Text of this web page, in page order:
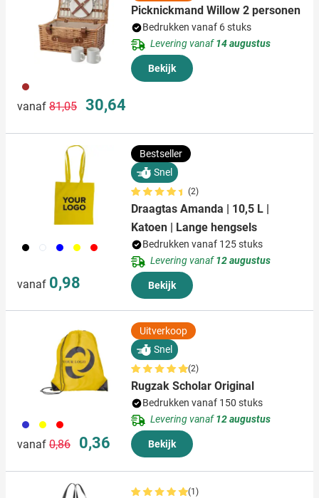
011
vanaf Normale prijs
81,05 Speciale prijs
30,64
Picknickmand Willow 2 personen
Bedrukken vanaf 6 stuks
Levering vanaf14 augustus
Bekijk
001 002 005 006 008
vanaf 0,98
Bestseller
Snel
(2)
Draagtas Amanda | 10,5 L |
Katoen | Lange hengsels
Bedrukken vanaf 125 stuks
Levering vanaf12 augustus
Bekijk
023 006 008
vanaf Normale prijs
0,86 Speciale prijs
0,36
Uitverkoop
Snel
(2)
Rugzak Scholar Original
Bedrukken vanaf 150 stuks
Levering vanaf12 augustus
Bekijk
(1)